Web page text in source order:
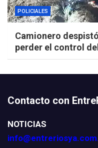
POLICIALES
Camionero
perder el control
Contacto con
NOTICIAS